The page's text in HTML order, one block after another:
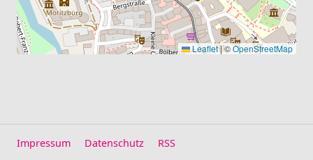
Leaflet|©OpenStreetMap
Impressum Datenschutz RSS